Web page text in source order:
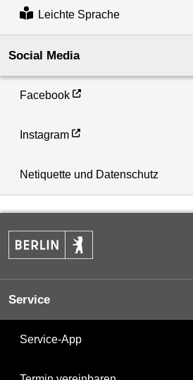
Leichte Sprache
Social Media
Facebook
Instagram
Netiquette und Datenschutz
Service
Service-App